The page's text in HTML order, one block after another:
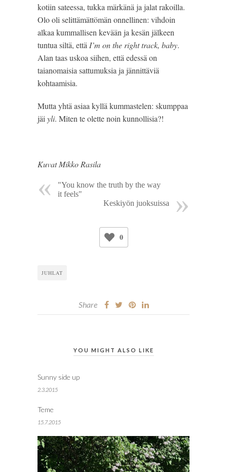
kotiin sateessa, tukka märkänä ja jalat rakoilla.
Olo oli selittämättömän onnellinen: vihdoin
alkaa kummallisen kevään ja kesän jälkeen
tuntua siltä, että I’m on the right track, baby.
Alan taas uskoa siihen, että edessä on
taianomaisia sattumuksia ja jännittäviä
kohtaamisia.
Mutta yhtä asiaa kyllä kummastelen: skumppaa
jäi yli. Miten te olette noin kunnollisia?!
Kuvat Mikko Rasila
"You know the truth by the way
it feels"
Keskiyön juoksuissa
0
JUHLAT
Share
YOU MIGHT ALSO LIKE
Sunny side up
2.3.2015
Teme
15.7.2015